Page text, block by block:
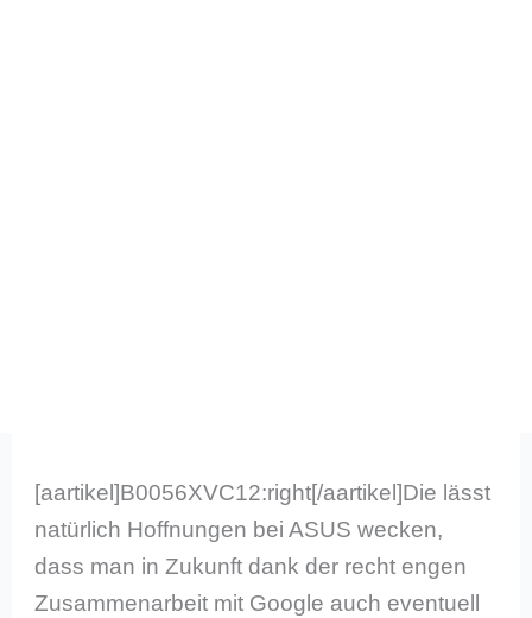
[aartikel]B0056XVC12:right[/aartikel]Die lässt
natürlich Hoffnungen bei ASUS wecken,
dass man in Zukunft dank der recht engen
Zusammenarbeit mit Google auch eventuell